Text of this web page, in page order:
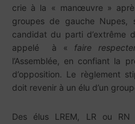
crie à la « manœuvre »
groupes de gauche
candidat du parti d’extrême
appelé à « faire
l’Assemblée, en confiant la
d’opposition. Le règlement
doit revenir à un élu d’un
Des élus LREM, LR ou